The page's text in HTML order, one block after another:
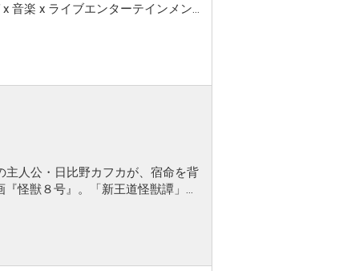
人公・日比野カフカが、宿命を背
怪獣８号』。「新王道怪獣譚」と